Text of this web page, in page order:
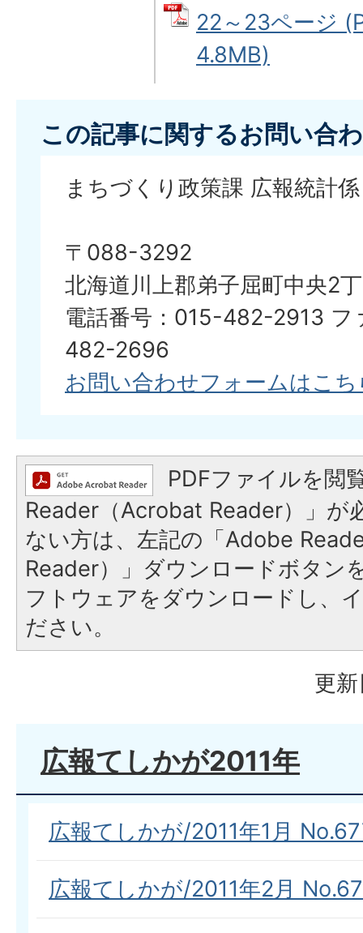
22～23ページ
4.8MB)
この記事に関するお問い合
まちづくり政策課 広報統計係
〒088-3292
北海道川上郡弟子屈町中央2
電話番号：015-482-2913 フ
482-2696
お問い合わせフォームはこち
PDFファイルを閲
Reader（Acrobat Reader）」が
ない方は、左記の「Adobe
Reader）」ダウンロードボタン
フトウェアをダウンロードし、
ださい。
更
広報てしかが2011年
広報てしかが/2011年1月
広報てしかが/2011年2月